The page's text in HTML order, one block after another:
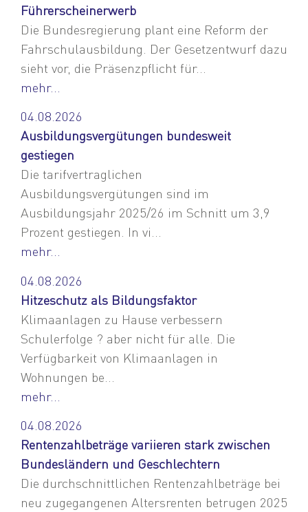
Führerscheinerwerb
Die Bundesregierung plant eine Reform der
Fahrschulausbildung. Der Gesetzentwurf dazu
sieht vor, die Präsenzpflicht für...
mehr...
04.08.2026
Ausbildungsvergütungen bundesweit
gestiegen
Die tarifvertraglichen
Ausbildungsvergütungen sind im
Ausbildungsjahr 2025/26 im Schnitt um 3,9
Prozent gestiegen. In vi...
mehr...
04.08.2026
Hitzeschutz als Bildungsfaktor
Klimaanlagen zu Hause verbessern
Schulerfolge ? aber nicht für alle. Die
Verfügbarkeit von Klimaanlagen in
Wohnungen be...
mehr...
04.08.2026
Rentenzahlbeträge variieren stark zwischen
Bundesländern und Geschlechtern
Die durchschnittlichen Rentenzahlbeträge bei
neu zugegangenen Altersrenten betrugen 2025